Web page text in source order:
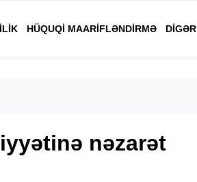
HÜQUQI MAARIFLƏNDIRMƏ DIGƏR
nəzarət